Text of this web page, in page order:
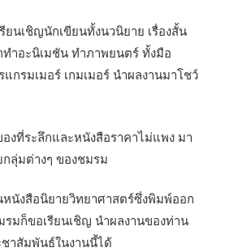
ยนเชิญนักเขียนทั้งนวนิยาย เรื่องสั้น
ทำอะนิเมชัน ทำภาพยนตร์ ทั้งมือ
กรมเมอร์ เกมเมอร์ นำผลงานมาโชว์
งที่ระลึกและหนังสือราคาไม่แพง มา
ลุ่มต่างๆ ของชมรม
นังสือนิยายวิทยาศาสตร์ซึ่งพิมพ์ออก
มก็ขอเรียนเชิญ นำผลงานของท่าน
าสัมพันธ์ในงานนี้ได้